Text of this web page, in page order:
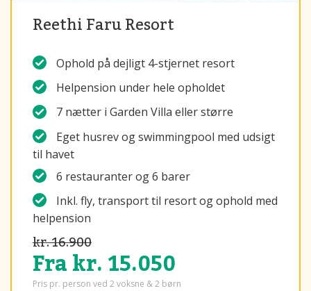
Reethi Faru Resort
Ophold på dejligt 4-stjernet resort
Helpension under hele opholdet
7 nætter i Garden Villa eller større
Eget husrev og swimmingpool med udsigt
til havet
6 restauranter og 6 barer
Inkl. fly, transport til resort og ophold med
helpension
kr. 16.900
Fra kr. 15.050
Pris pr. person ved 2 voksne & 2 børn